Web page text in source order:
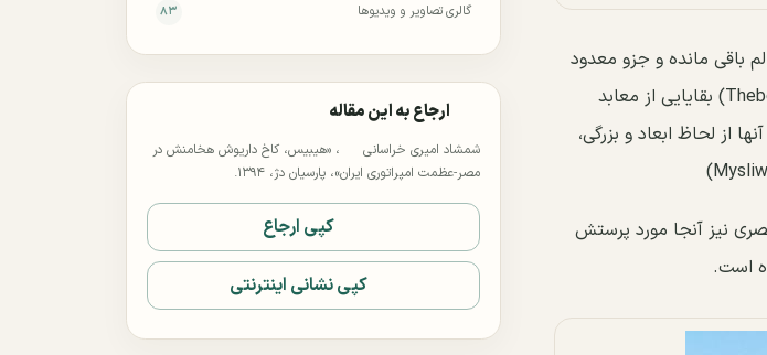
باقی مانده و جزو معدود
ساختمان‌های مربوط به دوران حضور هخامنشیان در مصر است. گرچه در تبس (Thebes) بقایایی از معابد
از لحاظ ابعاد و بزرگی،
نیز آنجا مورد پرستش
است.
گالری تصاویر و ویدیوها ۸۳
ارجاع به این مقاله
شمشاد امیری خراسانی
، «هیبیس، کاخ داریوش هخامنش در
مصر-عظمت امپراتوری ایران»، پارسیان دژ، ۱۳۹۴.
کپی ارجاع
کپی نشانی اینترنتی